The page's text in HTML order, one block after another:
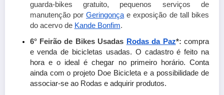
guarda-bikes gratuito, pequenos serviços de
manutenção por Geringonça e exposição de tall bikes
do acervo de Kande Bonfim.
6° Feirão de Bikes Usadas Rodas da Paz*: compra
e venda de bicicletas usadas. O cadastro é feito na
hora e o ideal é chegar no primeiro horário. Conta
ainda com o projeto Doe Bicicleta e a possibilidade de
associar-se ao Rodas e adquirir produtos.